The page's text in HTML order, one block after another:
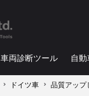
車両診断ツール 自
ドイツ車 品質アッ